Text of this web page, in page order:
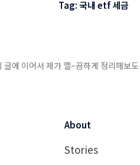
Tag: 국내 etf 세금
에 이어서 제가 깰~끔하게 정리해보
About
Stories